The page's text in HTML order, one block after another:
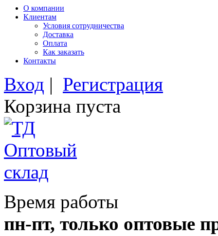
О компании
Клиентам
Условия сотрудничества
Доставка
Оплата
Как заказать
Контакты
Вход | Регистрация
Корзина пуста
Время работы
пн-пт, только оптовые